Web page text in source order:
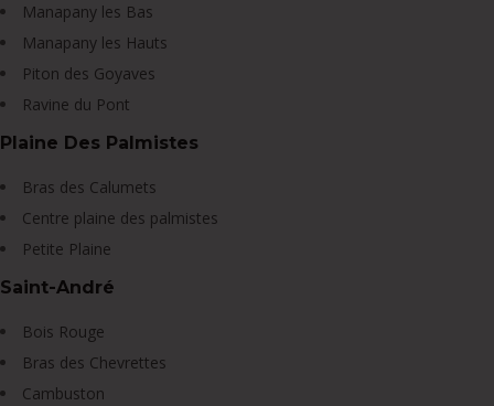
Manapany les Bas
Manapany les Hauts
Piton des Goyaves
Ravine du Pont
Plaine Des Palmistes
Bras des Calumets
Centre plaine des palmistes
Petite Plaine
Saint-André
Bois Rouge
Bras des Chevrettes
Cambuston